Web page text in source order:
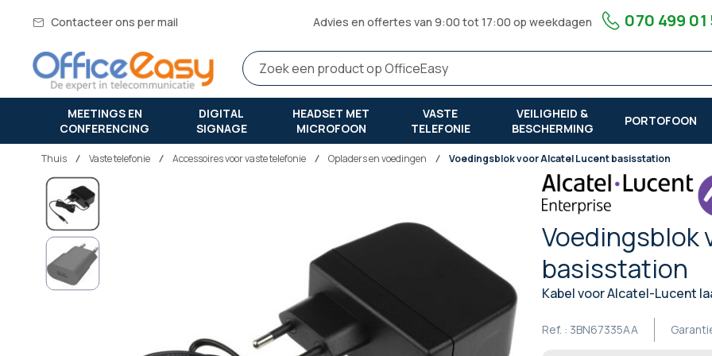
Contacteer ons per mail Advies en offertes van 9:00 tot 17:00 op weekdagen 070 499 01
MEETINGS EN
CONFERENCING
DIGITAL
SIGNAGE
HEADSET MET
MICROFOON
VASTE
TELEFONIE
VEILIGHEID &
BESCHERMING
PORTOFOON
Thuis vaste telefonie Accessoires voor vaste telefonie Opladers en voedingen Voedingsblok voor Alcatel Lucent basisstation
Voedingsblok
basisstation
Kabel voor Alcatel-Lucent
Ref. : 3BN67335AA
Ga
naar
het
einde
van
de
afbeeldingen-
gallerij